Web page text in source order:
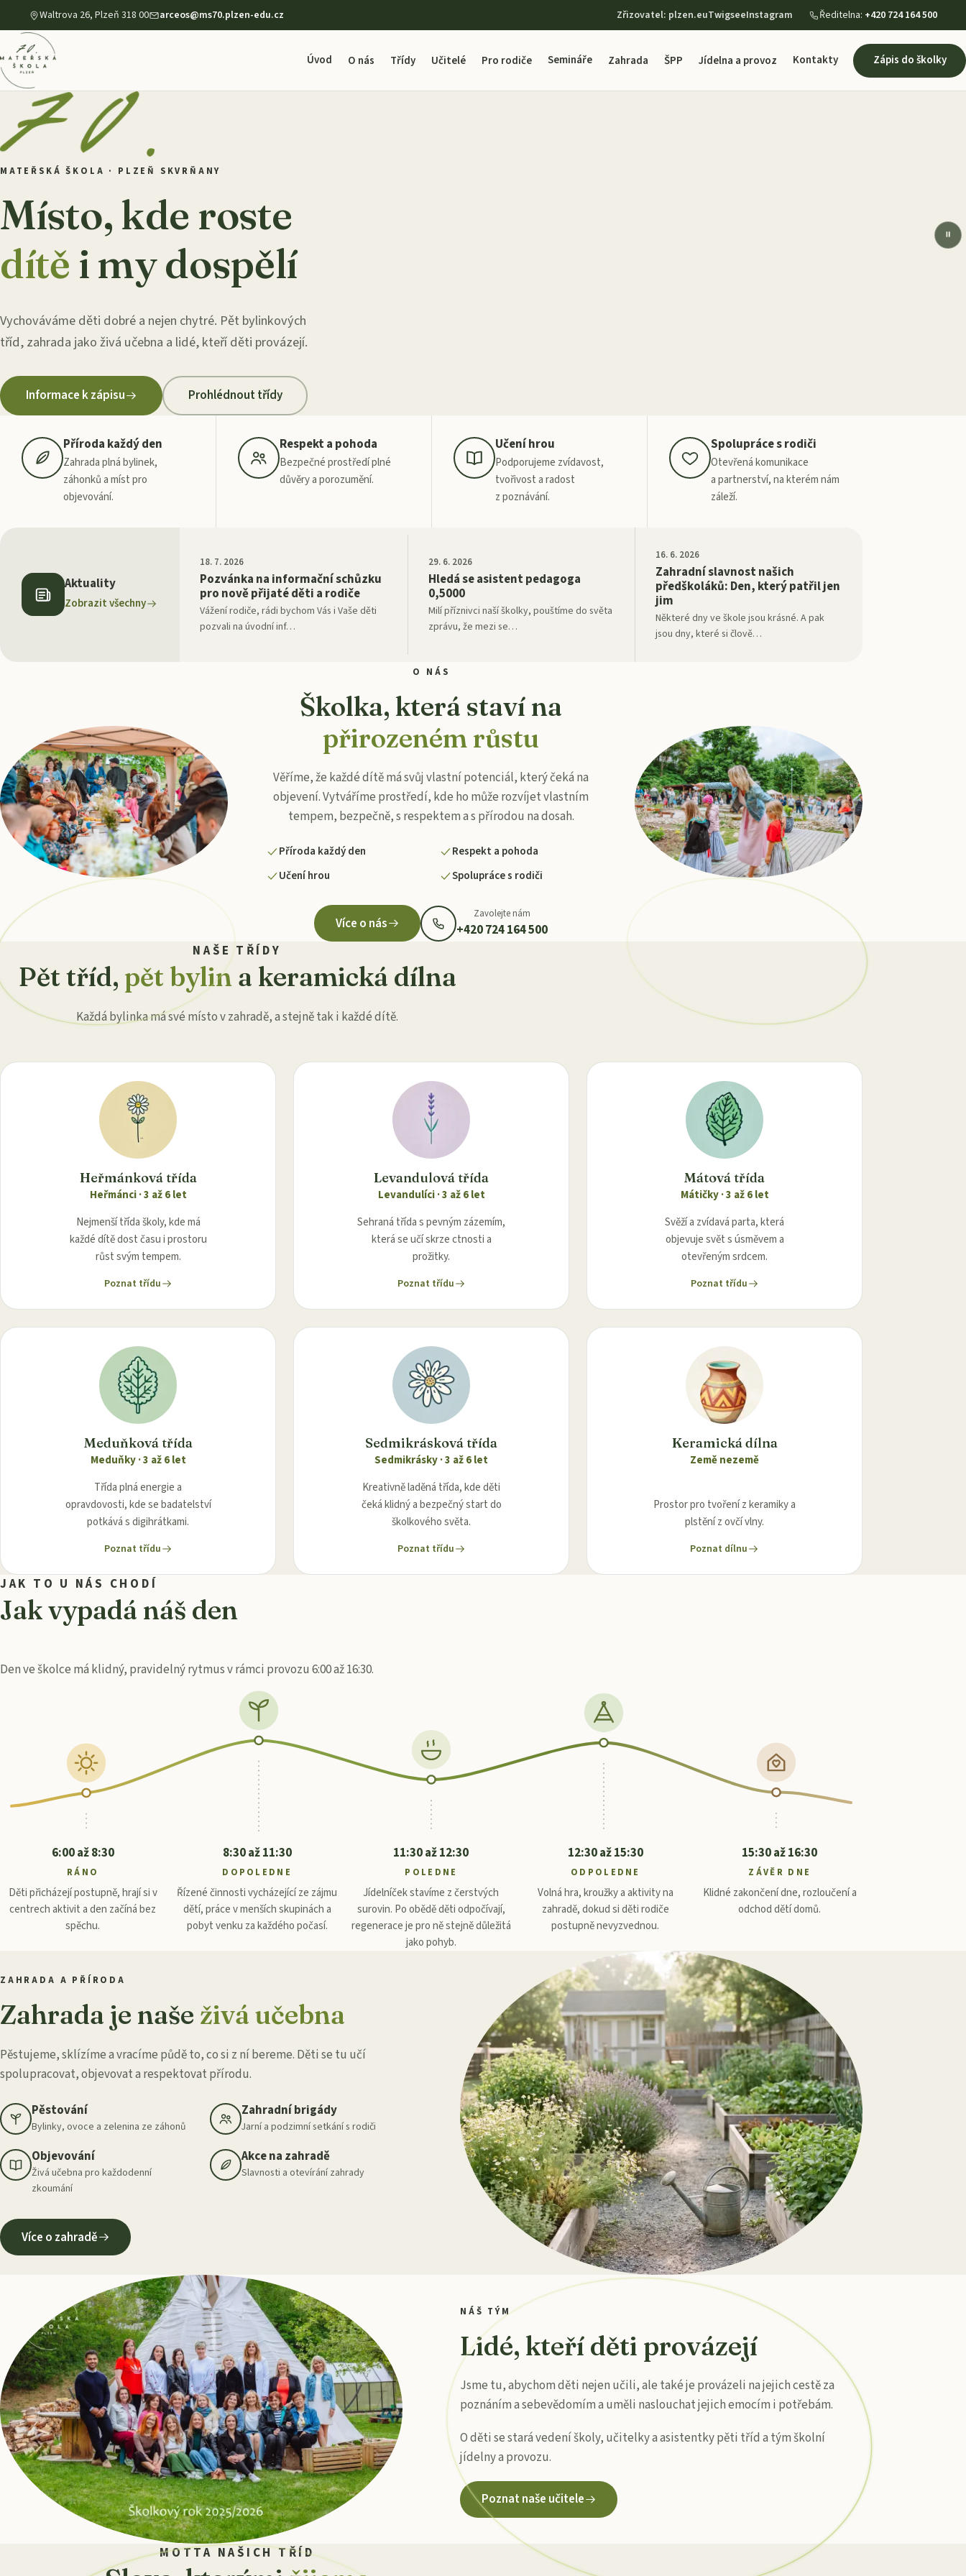
Waltrova 26, Plzeň 318 00 arceos@ms70.plzen-edu.cz Zřizovatel: plzen.euTwigseeInstagram Ředitelna: +420 724 164 500
Úvod O nás Třídy Učitelé Pro rodiče Semináře Zahrada ŠPP Jídelna a provoz Kontakty Zápis do školky
MATEŘSKÁ ŠKOLA · PLZEŇ SKVRŇANY
Místo, kde roste
dítě i my dospělí
Vychováváme děti dobré a nejen chytré. Pět bylinkových
tříd, zahrada jako živá učebna a lidé, kteří děti provázejí.
Informace k zápisu Prohlédnout třídy
Čím jsme výjimeční
Příroda každý den
Zahrada plná bylinek,
záhonků a míst pro
objevování.
Respekt a pohoda
Bezpečné prostředí plné
důvěry a porozumění.
Učení hrou
Podporujeme zvídavost,
tvořivost a radost
z poznávání.
Spolupráce s rodiči
Otevřená komunikace
a partnerství, na kterém nám
záleží.
Aktuality
Zobrazit všechny
18. 7. 2026
Pozvánka na informační schůzku
pro nově přijaté děti a rodiče
Vážení rodiče, rádi bychom Vás i Vaše děti
pozvali na úvodní inf…
29. 6. 2026
Hledá se asistent pedagoga
0,5000
Milí příznivci naší školky, pouštíme do světa
zprávu, že mezi se…
16. 6. 2026
Zahradní slavnost našich
předškoláků: Den, který patřil jen
jim
Některé dny ve škole jsou krásné. A pak
jsou dny, které si člově…
O NÁS
Školka, která staví na
přirozeném růstu
Věříme, že každé dítě má svůj vlastní potenciál, který čeká na
objevení. Vytváříme prostředí, kde ho může rozvíjet vlastním
tempem, bezpečně, s respektem a s přírodou na dosah.
Příroda každý den
Respekt a pohoda
Učení hrou
Spolupráce s rodiči
Více o nás
Zavolejte nám
+420 724 164 500
NAŠE TŘÍDY
Pět tříd, pět bylina keramická dílna
Každá bylinka má své místo v zahradě, a stejně tak i každé dítě.
Heřmánková třída
Heřmánci·3 až 6 let
Nejmenší třída školy, kde má
každé dítě dost času i prostoru
růst svým tempem.
Poznat třídu
Levandulová třída
Levandulíci·3 až 6 let
Sehraná třída s pevným zázemím,
která se učí skrze ctnosti a
prožitky.
Poznat třídu
Mátová třída
Mátičky·3 až 6 let
Svěží a zvídavá parta, která
objevuje svět s úsměvem a
otevřeným srdcem.
Poznat třídu
Meduňková třída
Meduňky·3 až 6 let
Třída plná energie a
opravdovosti, kde se badatelství
potkává s digihrátkami.
Poznat třídu
Sedmikrásková třída
Sedmikrásky·3 až 6 let
Kreativně laděná třída, kde děti
čeká klidný a bezpečný start do
školkového světa.
Poznat třídu
Keramická dílna
Země nezemě
Prostor pro tvoření z keramiky a
plstění z ovčí vlny.
Poznat dílnu
JAK TO U NÁS CHODÍ
Jak vypadá náš den
Den ve školce má klidný, pravidelný rytmus v rámci provozu 6:00 až 16:30.
6:00 až 8:30
RÁNO
Děti přicházejí postupně, hrají si v
centrech aktivit a den začíná bez
spěchu.
8:30 až 11:30
DOPOLEDNE
Řízené činnosti vycházející ze zájmu
dětí, práce v menších skupinách a
pobyt venku za každého počasí.
11:30 až 12:30
POLEDNE
Jídelníček stavíme z čerstvých
surovin. Po obědě děti odpočívají,
regenerace je pro ně stejně důležitá
jako pohyb.
12:30 až 15:30
ODPOLEDNE
Volná hra, kroužky a aktivity na
zahradě, dokud si děti rodiče
postupně nevyzvednou.
15:30 až 16:30
ZÁVĚR DNE
Klidné zakončení dne, rozloučení a
odchod dětí domů.
ZAHRADA A PŘÍRODA
Zahrada je naše živá učebna
Pěstujeme, sklízíme a vracíme půdě to, co si z ní bereme. Děti se tu učí
spolupracovat, objevovat a respektovat přírodu.
Pěstování
Bylinky, ovoce a zelenina ze záhonů
Zahradní brigády
Jarní a podzimní setkání s rodiči
Objevování
Živá učebna pro každodenní
zkoumání
Akce na zahradě
Slavnosti a otevírání zahrady
Více o zahradě
NÁŠ TÝM
Lidé, kteří děti provázejí
Jsme tu, abychom děti nejen učili, ale také je provázeli na jejich cestě za
poznáním a sebevědomím a uměli naslouchat jejich emocím i potřebám.
O děti se stará vedení školy, učitelky a asistentky pěti tříd a tým školní
jídelny a provozu.
Poznat naše učitele
MOTTA NAŠICH TŘÍD